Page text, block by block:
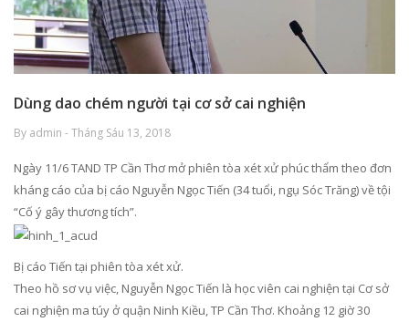
Dùng dao chém người tại cơ sở cai nghiện
By admin - Tháng Sáu 13, 2018
Ngày 11/6 TAND TP Cần Thơ mở phiên tòa xét xử phúc thẩm theo đơn
kháng cáo của bị cáo Nguyễn Ngọc Tiến (34 tuổi, ngụ Sóc Trăng) về tội
“Cố ý gây thương tích”.
Bị cáo Tiến tại phiên tòa xét xử.
Theo hồ sơ vụ việc, Nguyễn Ngọc Tiến là học viên cai nghiện tại Cơ sở
cai nghiện ma túy ở quận Ninh Kiều, TP Cần Thơ. Khoảng 12 giờ 30